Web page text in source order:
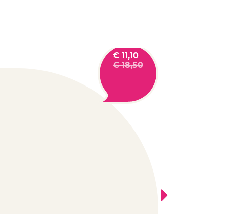
€ 11,10
€18,50